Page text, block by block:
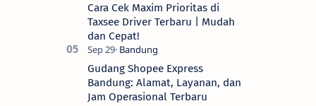
Cara Cek Maxim Prioritas di
Taxsee Driver Terbaru | Mudah
dan Cepat!
Gudang Shopee Express
Bandung: Alamat, Layanan, dan
Jam Operasional Terbaru